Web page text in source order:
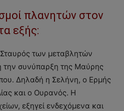
πλανητών στον
εξής:
των μεταβλητών
την συνύπαρξη της Μαύρης
Δηλαδή η Σελήνη, ο Ερμής
και ο Ουρανός. Η
εξηγεί ενδεχόμενα και